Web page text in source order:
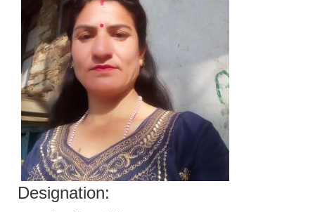
Designation: